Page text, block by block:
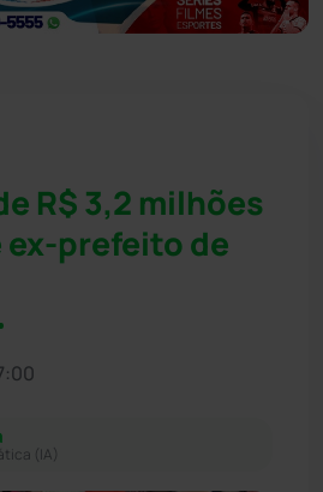
R$ 3,2 milhões
ex-prefeito de
(IA)